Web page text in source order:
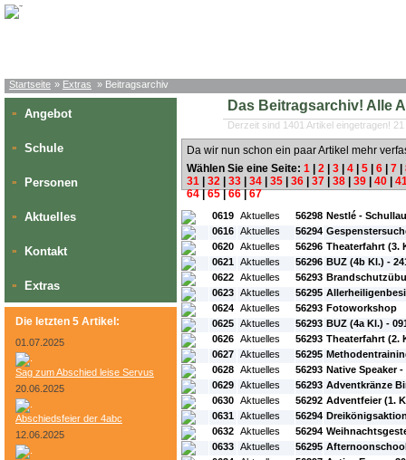
Startseite » Extras » Beitragsarchiv
» Angebot
» Schule
» Personen
» Aktuelles
» Kontakt
» Extras
Die letzten 5 Artikel:
01.07.2025
Sag zum Abschied leise Servus
20.06.2025
Abschiedsfeier der 4abc
12.06.2025
Das Beitragsarchiv! Alle
Derzeit sind 1401 Artikel eingetragen!
Da wir nun schon ein paar Artikel mehr
Wählen Sie eine Seite: 1 2 3 4 5 6 7
31
32 33 34 35 36 37 38 39 40
64|65|66|67
#L: #ID: #Rubrik:
0619 Aktuelles 56298 Nestlé -
0616 Aktuelles 56294
0620 Aktuelles 56296 Theaterfahrt (3.
0621 Aktuelles 56296 BUZ (4b Kl.) -
0622 Aktuelles 56293
0623 Aktuelles 56295
0624 Aktuelles 56293 Fotoworkshop
0625 Aktuelles 56293 BUZ (4a Kl.) -
0626 Aktuelles 56293 Theaterfahrt (2.
0627 Aktuelles 56295
0628 Aktuelles 56293 Native Speaker -
0629 Aktuelles 56293 Adventkränze
0630 Aktuelles 56292 Adventfeier (1.
0631 Aktuelles 56294
0632 Aktuelles 56294
0633 Aktuelles 56295 Afternoonschool